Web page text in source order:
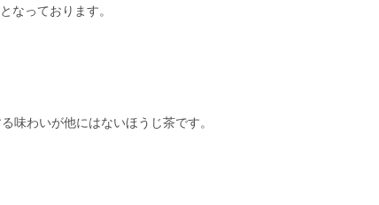
なっております。
味わいが他にはないほうじ茶です。